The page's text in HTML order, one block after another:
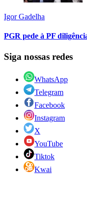
Igor Gadelha
PGR pede à PF
Siga nossas redes
WhatsApp
Telegram
Facebook
Instagram
X
YouTube
Tiktok
Kwai